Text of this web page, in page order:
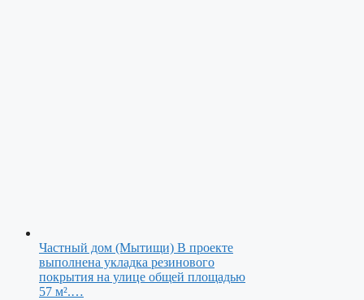
Частный дом (Мытищи) В проекте
выполнена укладка резинового
покрытия на улице общей площадью
57 м².…